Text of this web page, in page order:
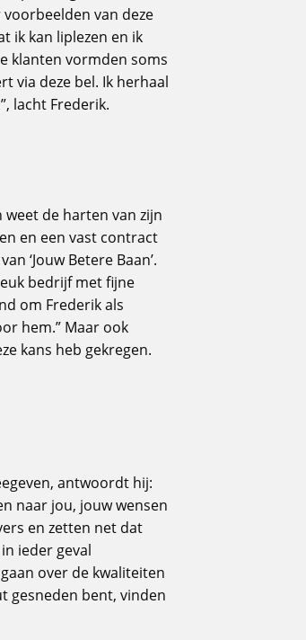
van deze
ik kan liplezen en ik
klanten vormden soms
via deze bel. Ik herhaal
lacht Frederik.
de harten van zijn
en een vast contract
‘Jouw Betere Baan’.
bedrijf met fijne
om Frederik als
hem.” Maar ook
kans heb gekregen.
antwoordt hij:
naar jou, jouw wensen
en zetten net dat
ieder geval
over de kwaliteiten
gesneden bent, vinden